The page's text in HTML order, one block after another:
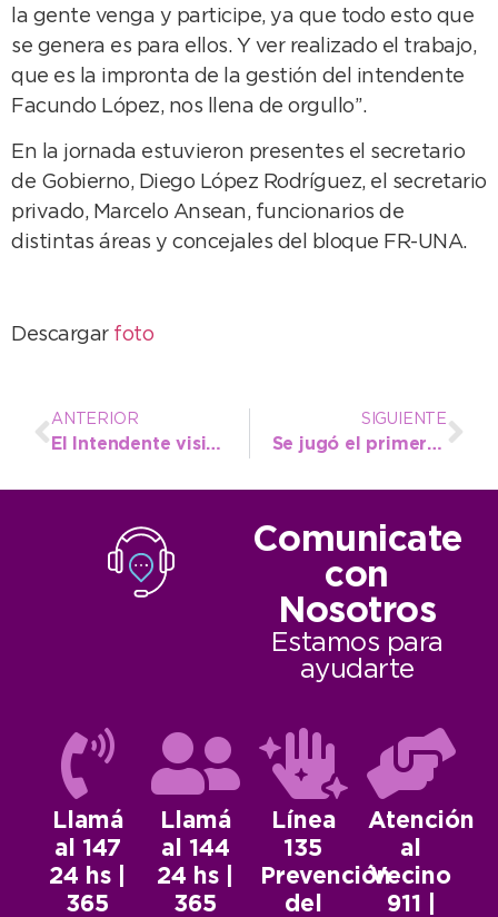
la gente venga y participe, ya que todo esto que
se genera es para ellos. Y ver realizado el trabajo,
que es la impronta de la gestión del intendente
Facundo López, nos llena de orgullo’’.
En la jornada estuvieron presentes el secretario
de Gobierno, Diego López Rodríguez, el secretario
privado, Marcelo Ansean, funcionarios de
distintas áreas y concejales del bloque FR-UNA.
Descargar foto
ANTERIOR
El Intendente visitó Lagrifa, una de las plantas de producción local más importantes
SIGUIENTE
Se jugó el primer partido oficial de hockey en el Polideportivo y López no faltó a la cita
Comunicate
con
Nosotros
Estamos para
ayudarte
Llamá
al 147
24 hs |
365
Llamá
al 144
24 hs |
365
Línea
135
Prevención
del
Atención
al
Vecino
911 |